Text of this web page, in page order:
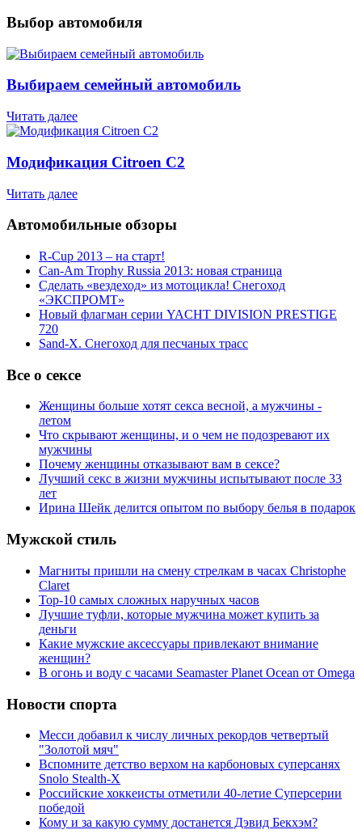
Выбор автомобиля
Выбираем семейный автомобиль
Читать далее
Модификация Citroen С2
Читать далее
Автомобильные обзоры
R-Cup 2013 – на старт!
Can-Am Trophy Russia 2013: новая страница
Сделать «вездеход» из мотоцикла! Снегоход
«ЭКСПРОМТ»
Новый флагман серии YACHT DIVISION PRESTIGE
720
Sand-X. Снегоход для песчаных трасс
Все о сексе
Женщины больше хотят секса весной, а мужчины -
летом
Что скрывают женщины, и о чем не подозревают их
мужчины
Почему женщины отказывают вам в сексе?
Лучший секс в жизни мужчины испытывают после 33
лет
Ирина Шейк делится опытом по выбору белья в подарок
Мужской стиль
Магниты пришли на смену стрелкам в часах Christophe
Claret
Top-10 самых сложных наручных часов
Лучшие туфли, которые мужчина может купить за
деньги
Какие мужские аксессуары привлекают внимание
женщин?
В огонь и воду с часами Seamaster Planet Ocean от Omega
Новости спорта
Месси добавил к числу личных рекордов четвертый
"Золотой мяч"
Вспомните детство верхом на карбоновых суперсанях
Snolo Stealth-X
Российские хоккеисты отметили 40-летие Суперсерии
победой
Кому и за какую сумму достанется Дэвид Бекхэм?